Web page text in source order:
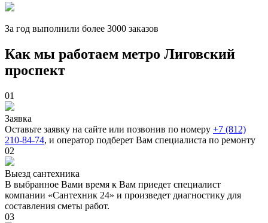
За год выполнили более 3000 заказов
Как мы работаем метро Лиговский
проспект
01
Заявка
Оставьте заявку на сайте или позвонив по номеру +7 (812)
210-84-74, и оператор подберет Вам специалиста по ремонту
02
Выезд сантехника
В выбранное Вами время к Вам приедет специалист
компании «Сантехник 24» и произведет диагностику для
составления сметы работ.
03